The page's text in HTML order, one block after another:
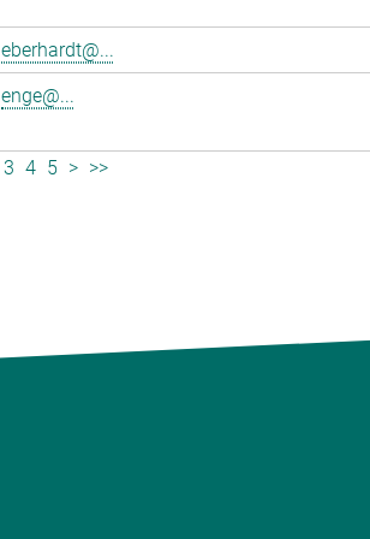
eberhardt@...
enge@...
3 4 5 > >>